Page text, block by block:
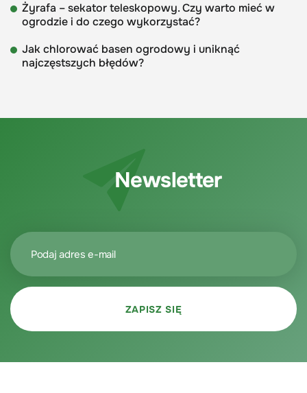
Żyrafa – sekator teleskopowy. Czy warto mieć w
ogrodzie i do czego wykorzystać?
Jak chlorować basen ogrodowy i uniknąć
najczęstszych błędów?
Newsletter